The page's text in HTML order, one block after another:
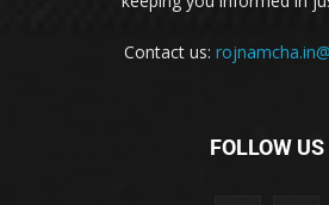
Contact us:
FOLLOW US